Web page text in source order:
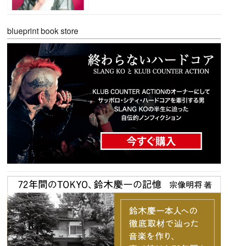
blueprint book store